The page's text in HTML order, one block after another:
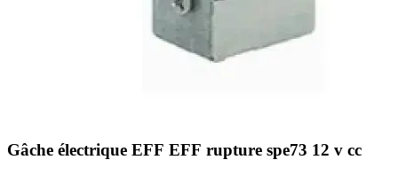
Gâche électrique EFF EFF rupture spe73 12 v cc